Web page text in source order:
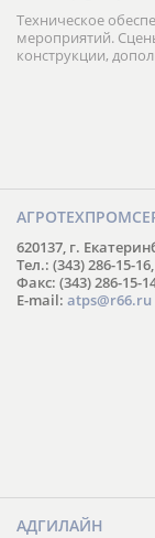
Техническое
мероприятий.
конструкции,
620137, г.
Тел.: (343) 286-15-
Факс: (343) 286-15-
E-mail: atps@r66.ru
АДГИЛАЙН